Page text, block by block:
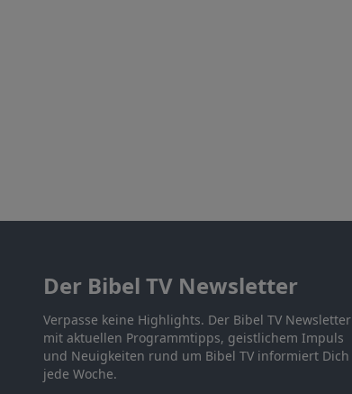
Der Bibel TV Newsletter
Verpasse keine Highlights. Der Bibel TV Newsletter
mit aktuellen Programmtipps, geistlichem Impuls
und Neuigkeiten rund um Bibel TV informiert Dich
jede Woche.